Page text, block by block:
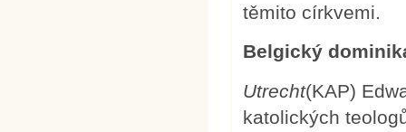
těmito církvemi.
Belgický
Utrecht(KAP)
katolických